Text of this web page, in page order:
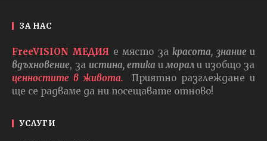
ЗА НАС
FreeVISION МЕДИЯ е място закрасота, знаниеи
вдъхновение, за истина, етика и морали изобщо за
ценностите в живота.
Приятно разглеждане и
ще се радваме да ни посещавате отново!
УСЛУГИ